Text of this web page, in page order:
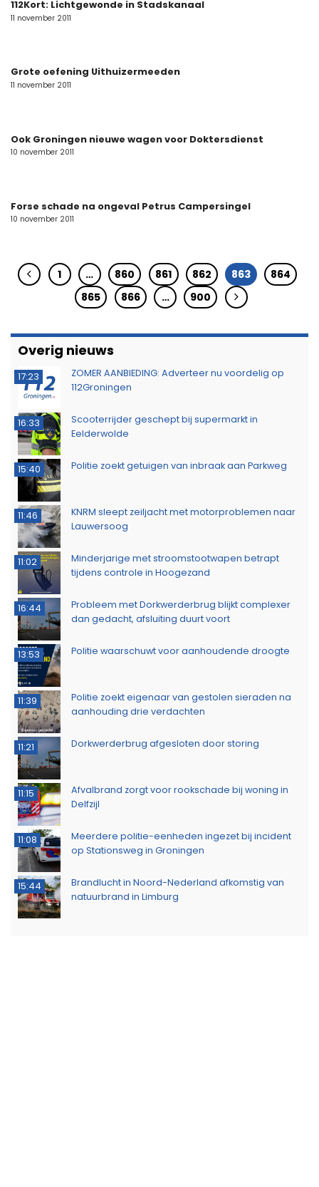
112Kort: Lichtgewonde in Stadskanaal
11 november 2011
Grote oefening Uithuizermeeden
11 november 2011
Ook Groningen nieuwe wagen voor Doktersdienst
10 november 2011
Forse schade na ongeval Petrus Campersingel
10 november 2011
1 … 860 861 862 863
864
865
866 … 900
Overig nieuws
17:23
ZOMER AANBIEDING: Adverteer nu voordelig op
112Groningen
16:33
Scooterrijder geschept bij supermarkt in
Eelderwolde
15:40 Politie zoekt getuigen van inbraak aan Parkweg
11:46
KNRM sleept zeiljacht met motorproblemen naar
Lauwersoog
11:02
Minderjarige met stroomstootwapen betrapt
tijdens controle in Hoogezand
16:44
Probleem met Dorkwerderbrug blijkt complexer
dan gedacht, afsluiting duurt voort
13:53 Politie waarschuwt voor aanhoudende droogte
11:39
Politie zoekt eigenaar van gestolen sieraden na
aanhouding drie verdachten
11:21 Dorkwerderbrug afgesloten door storing
11:15
Afvalbrand zorgt voor rookschade bij woning in
Delfzijl
11:08
Meerdere politie-eenheden ingezet bij incident
op Stationsweg in Groningen
15:44
Brandlucht in Noord-Nederland afkomstig van
natuurbrand in Limburg